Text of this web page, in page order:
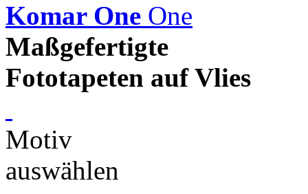
Komar One
Maßgefertigte
Fototapeten auf Vlies
Motiv
auswählen